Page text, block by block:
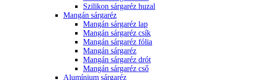
Szilikon sárgaréz huzal
Mangán sárgaréz
Mangán sárgaréz lap
Mangán sárgaréz csík
Mangán sárgaréz fólia
Mangán sárgaréz
Mangán sárgaréz drót
Mangán sárgaréz cső
Alumínium sárgaréz